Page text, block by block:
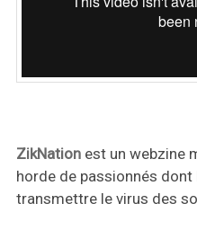
ZikNationest un webzine
horde de passionnés
transmettre le virus des